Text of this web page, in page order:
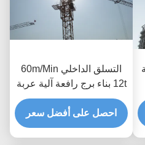
التسلق الداخلي 60m/Min
12t بناء برج رافعة آلية عربة
احصل على أفضل سعر